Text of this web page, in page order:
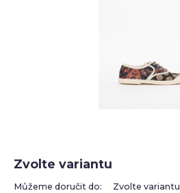
Zvolte variantu
Můžeme doručit do: Zvolte variantu